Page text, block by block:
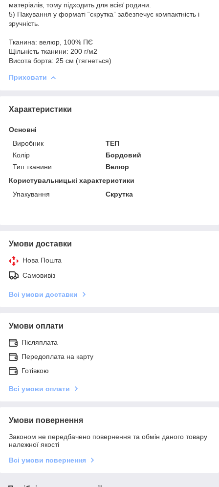
матеріалів, тому підходить для всієї родини.
5) Пакування у форматі “скрутка” забезпечує компактність і
зручність.
Тканина: велюр, 100% ПЄ
Щільність тканини: 200 г/м2
Висота борта: 25 см (тягнеться)
Приховати
Характеристики
Основні
Виробник
ТЕП
Колір
Бордовий
Тип тканини
Велюр
Користувальницькі характеристики
Упакування
Скрутка
Умови доставки
Нова Пошта
Самовивіз
Всі умови доставки
Умови оплати
Післяплата
Передоплата на карту
Готівкою
Всі умови оплати
Умови повернення
Законом не передбачено повернення та обмін даного товару
належної якості
Всі умови повернення